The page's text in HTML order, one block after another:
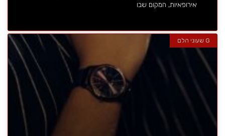
אירופאיות, המקום שבו
G שעוני הלם